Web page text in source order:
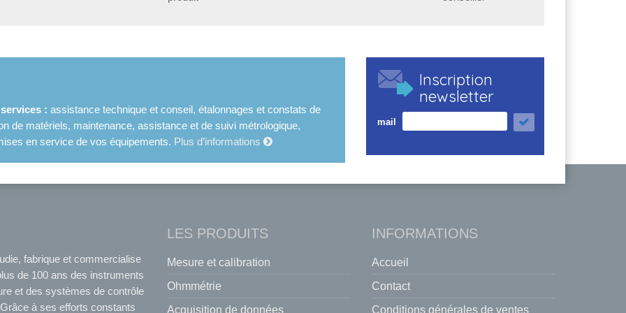
: assistance technique et conseil, étalonnages et constats de
de matériels, maintenance, assistance et de suivi métrologique,
en service de vos équipements. Plus d’informations
Inscription
newsletter
mail
fabrique et commercialise
de 100 ans des instruments
et des systèmes de contrôle
à ses efforts constants
LES PRODUITS
Mesure et calibration
Ohmmétrie
Acquisition de données
INFORMATIONS
Accueil
Contact
Conditions générales de ventes